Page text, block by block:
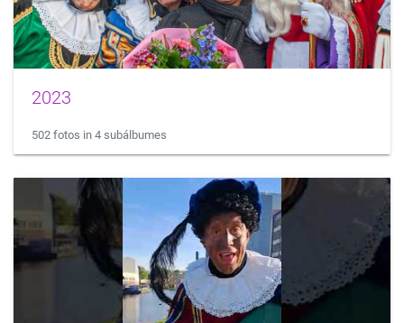
2023
502 fotos in 4 subálbumes